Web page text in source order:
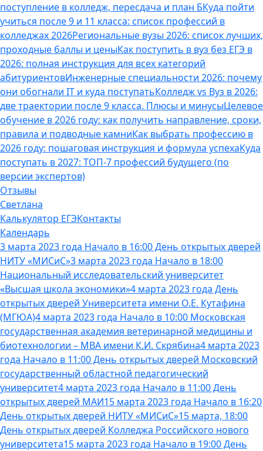
поступление в колледж, пересдача и план БКуда пойти
учиться после 9 и 11 класса: список профессий в
колледжах 2026Региональные вузы 2026: список лучших,
проходные баллы и ценыКак поступить в вуз без ЕГЭ в
2026: полная инструкция для всех категорий
абитуриентовИнженерные специальности 2026: почему
они обогнали IT и куда поступатьКолледж vs Вуз в 2026:
две траектории после 9 класса. Плюсы и минусыЦелевое
обучение в 2026 году: как получить направление, сроки,
правила и подводные камниКак выбрать профессию в
2026 году: пошаговая инструкция и формула успехаКуда
поступать в 2027: ТОП-7 профессий будущего (по
версии экспертов)
Отзывы
Светлана
Калькулятор ЕГЭКонтакты
Календарь
3 марта 2023 года Начало в 16:00 День открытых дверей
НИТУ «МИСиС»3 марта 2023 года Начало в 18:00
Национальный исследовательский университет
«Высшая школа экономики»4 марта 2023 года День
открытых дверей Университета имени О.Е. Кутафина
(МГЮА)4 марта 2023 года Начало в 10:00 Московская
государственная академия ветеринарной медицины и
биотехнологии – МВА имени К.И. Скрябина4 марта 2023
года Начало в 11:00 День открытых дверей Московский
государственный областной педагогический
университет4 марта 2023 года Начало в 11:00 День
открытых дверей МАИ15 марта 2023 года Начало в 16:20
День открытых дверей НИТУ «МИСиС»15 марта, 18:00
День открытых дверей Колледжа Российского нового
университета15 марта 2023 года Начало в 19:00 День